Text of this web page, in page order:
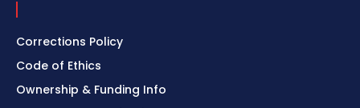
Corrections Policy
Code of Ethics
Ownership & Funding Info